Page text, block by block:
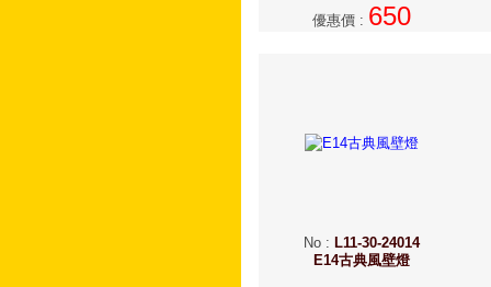
優惠價 : 650
No : L11-30-24014
E14古典風壁燈